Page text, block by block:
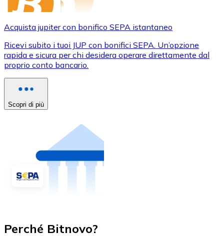
Acquista jupiter con bonifico SEPA istantaneo
Ricevi subito i tuoi JUP con bonifici SEPA. Un’opzione
rapida e sicura per chi desidera operare direttamente dal
proprio conto bancario.
Scopri di più
Perché Bitnovo?